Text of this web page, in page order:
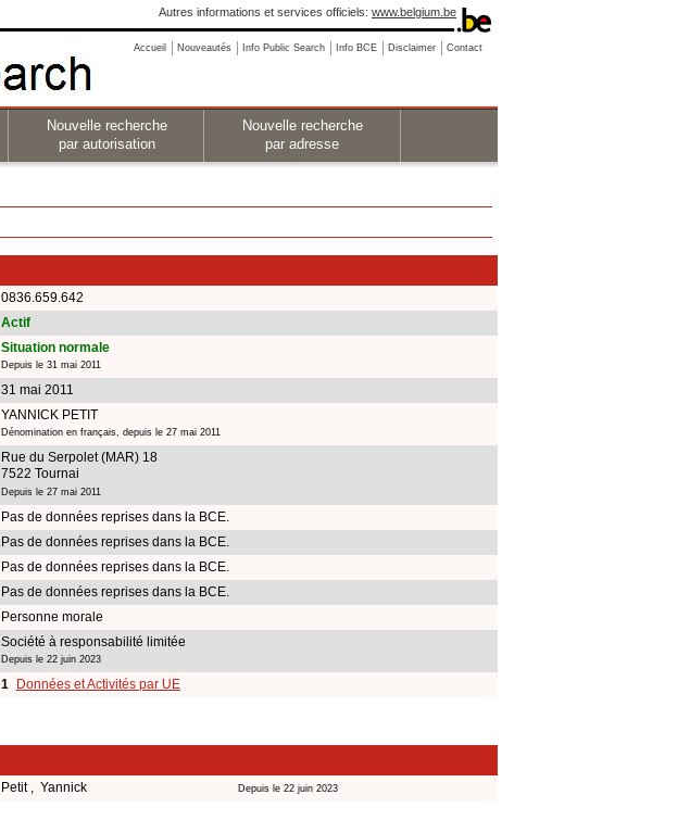
Autres informations et services officiels: www.belgium.be
Accueil Nouveautés Info Public Search Info BCE Disclaimer Contact
Nouvelle recherche
par autorisation
Nouvelle recherche
par adresse
0836.659.642
Actif
Situation normale
Depuis le 31 mai 2011
31 mai 2011
YANNICK PETIT
Dénomination en français, depuis le 27 mai 2011
Rue du Serpolet (MAR) 18
7522 Tournai
Depuis le 27 mai 2011
Pas de données reprises dans la BCE.
Pas de données reprises dans la BCE.
Pas de données reprises dans la BCE.
Pas de données reprises dans la BCE.
Personne morale
Société à responsabilité limitée
Depuis le 22 juin 2023
1 Données et Activités par UE
Petit , Yannick Depuis le 22 juin 2023